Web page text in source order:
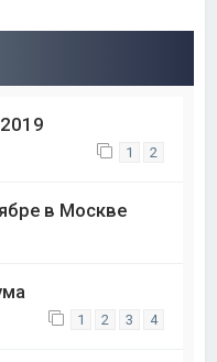
1 2
в Москве
1 2 3 4